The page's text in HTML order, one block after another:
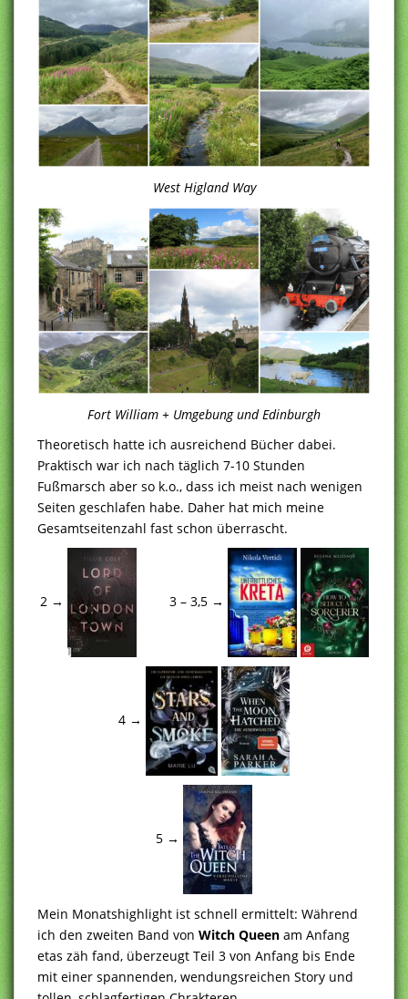
West Higland Way
Fort William + Umgebung und Edinburgh
Theoretisch hatte ich ausreichend Bücher dabei.
Praktisch war ich nach täglich 7-10 Stunden
Fußmarsch aber so k.o., dass ich meist nach wenigen
Seiten geschlafen habe. Daher hat mich meine
Gesamtseitenzahl fast schon überrascht.
2 → 3 – 3,5 →
4 →
5 →
Mein Monatshighlight ist schnell ermittelt: Während
ich den zweiten Band von Witch Queen am Anfang
etas zäh fand, überzeugt Teil 3 von Anfang bis Ende
mit einer spannenden, wendungsreichen Story und